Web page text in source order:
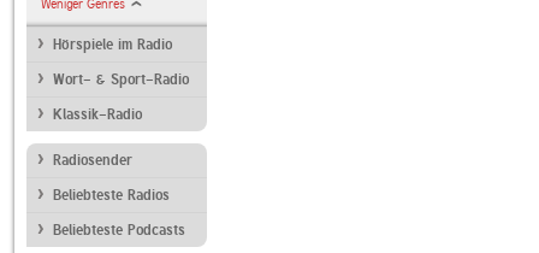
Weniger Genres
Hörspiele im Radio
Wort- & Sport-Radio
Klassik-Radio
Radiosender
Beliebteste Radios
Beliebteste Podcasts